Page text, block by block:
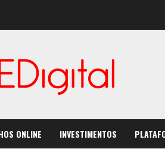
ONLINE INVESTIMENTOS